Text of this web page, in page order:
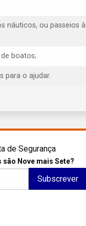
náuticos, ou passeios à
boatos;
para o ajudar.
de Segurança
são Nove mais Sete?